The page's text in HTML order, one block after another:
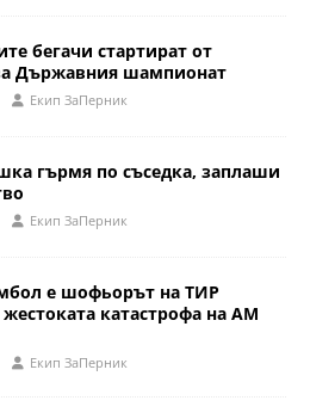
бегачи стартират от
Държавния шампионат
Eкип ЗаПерник
гърмя по съседка, заплаши
Eкип ЗаПерник
е шофьорът на ТИР
катастрофа на АМ
Eкип ЗаПерник